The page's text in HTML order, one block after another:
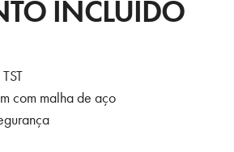
INCLUÍDO
com malha de aço